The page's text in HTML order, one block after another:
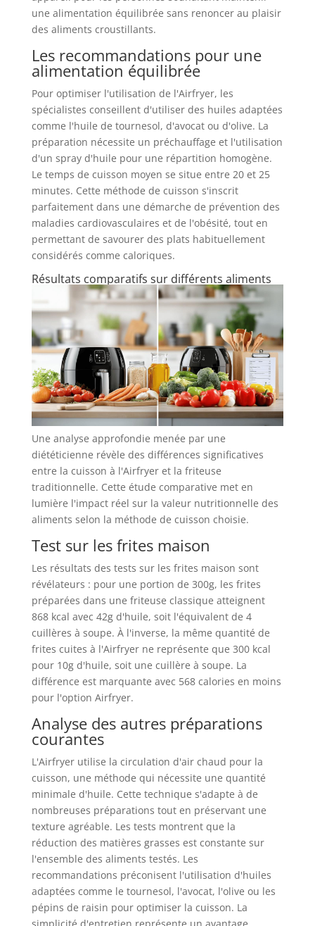
une alimentation équilibrée sans renoncer au plaisir
des aliments croustillants.
Les recommandations pour une
alimentation équilibrée
Pour optimiser l'utilisation de l'Airfryer, les
spécialistes conseillent d'utiliser des huiles adaptées
comme l'huile de tournesol, d'avocat ou d'olive. La
préparation nécessite un préchauffage et l'utilisation
d'un spray d'huile pour une répartition homogène.
Le temps de cuisson moyen se situe entre 20 et 25
minutes. Cette méthode de cuisson s'inscrit
parfaitement dans une démarche de prévention des
maladies cardiovasculaires et de l'obésité, tout en
permettant de savourer des plats habituellement
considérés comme caloriques.
Résultats comparatifs sur différents aliments
Une analyse approfondie menée par une
diététicienne révèle des différences significatives
entre la cuisson à l'Airfryer et la friteuse
traditionnelle. Cette étude comparative met en
lumière l'impact réel sur la valeur nutritionnelle des
aliments selon la méthode de cuisson choisie.
Test sur les frites maison
Les résultats des tests sur les frites maison sont
révélateurs : pour une portion de 300g, les frites
préparées dans une friteuse classique atteignent
868 kcal avec 42g d'huile, soit l'équivalent de 4
cuillères à soupe. À l'inverse, la même quantité de
frites cuites à l'Airfryer ne représente que 300 kcal
pour 10g d'huile, soit une cuillère à soupe. La
différence est marquante avec 568 calories en moins
pour l'option Airfryer.
Analyse des autres préparations
courantes
L'Airfryer utilise la circulation d'air chaud pour la
cuisson, une méthode qui nécessite une quantité
minimale d'huile. Cette technique s'adapte à de
nombreuses préparations tout en préservant une
texture agréable. Les tests montrent que la
réduction des matières grasses est constante sur
l'ensemble des aliments testés. Les
recommandations préconisent l'utilisation d'huiles
adaptées comme le tournesol, l'avocat, l'olive ou les
pépins de raisin pour optimiser la cuisson. La
simplicité d'entretien représente un avantage